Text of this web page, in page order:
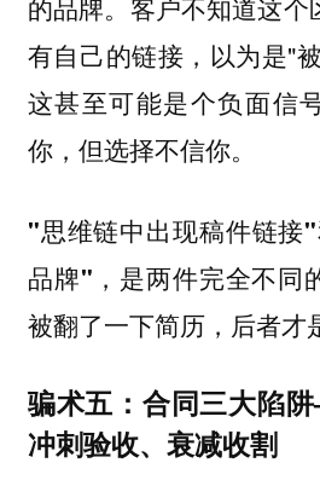
的品牌。客户不知道这个
有自己的链接，以为是"
这甚至可能是个负面
你，但选择不信你。
"思维链中出现稿件链接
品牌"，是两件完全不
被翻了一下简历，后者才
骗术五：合同三大陷
冲刺验收、衰减收割